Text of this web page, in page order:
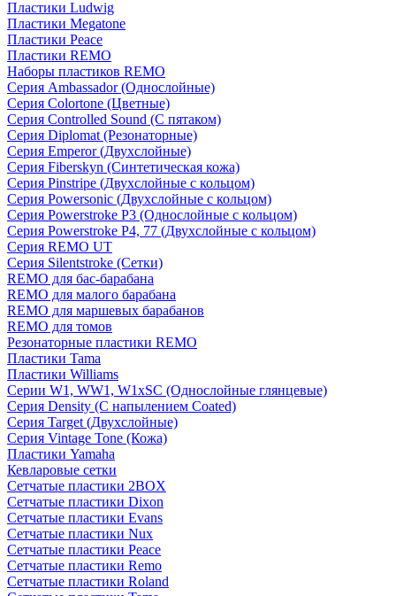
Пластики Ludwig
Пластики Megatone
Пластики Peace
Пластики REMO
Наборы пластиков REMO
Серия Ambassador (Однослойные)
Серия Colortone (Цветные)
Серия Controlled Sound (С пятаком)
Серия Diplomat (Резонаторные)
Серия Emperor (Двухслойные)
Серия Fiberskyn (Синтетическая кожа)
Серия Pinstripe (Двухслойные с кольцом)
Серия Powersonic (Двухслойные с кольцом)
Серия Powerstroke P3 (Однослойные с кольцом)
Серия Powerstroke P4, 77 (Двухслойные с кольцом)
Серия REMO UT
Серия Silentstroke (Сетки)
REMO для бас-барабана
REMO для малого барабана
REMO для маршевых барабанов
REMO для томов
Резонаторные пластики REMO
Пластики Tama
Пластики Williams
Серии W1, WW1, W1xSC (Однослойные глянцевые)
Серия Density (C напылением Coated)
Серия Target (Двухслойные)
Серия Vintage Tone (Кожа)
Пластики Yamaha
Кевларовые сетки
Сетчатые пластики 2BOX
Сетчатые пластики Dixon
Сетчатые пластики Evans
Сетчатые пластики Nux
Сетчатые пластики Peace
Сетчатые пластики Remo
Сетчатые пластики Roland